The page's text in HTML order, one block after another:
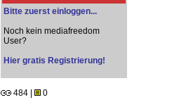
Bitte zuerst einloggen...
Noch kein mediafreedom
User?
Hier gratis Registrierung!
484 |
0